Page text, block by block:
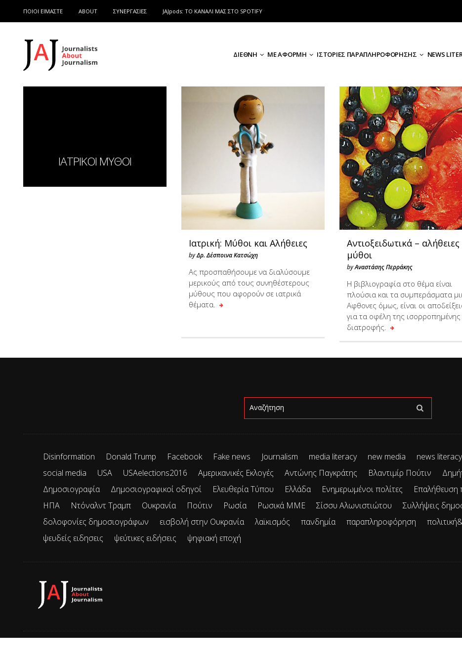
ΠΟΙΟΙ ΕΙΜΑΣΤΕ ABOUT ΣΥΝΕΡΓΑΣΙΕΣ JAJpods: TO ΚΑΝΑΛΙ ΜΑΣ ΣΤΟ SPOTIFY
ΔΙΕΘΝΗ ΜΕ ΑΦΟΡΜΗ ΙΣΤΟΡΙΕΣ ΠΑΡΑΠΛΗΡΟΦΟΡΗΣΗΣ NEWS
ΙΑΤΡΙΚΟΙ ΜΥΘΟΙ
Ιατρική: Μύθοι και Αλήθειες
byΔρ. Δέσποινα Κατσώχη
Ας προσπαθήσουμε να διαλύσουμε
μερικούς από τους συνηθέστερους
μύθους που αφορούν σε ιατρικά
θέματα.
Αντιοξειδωτικά – αλήθειες
μύθοι
byΑναστάσης Περράκης
Η βιβλιογραφία στο θέμα είναι
πλούσια και τα συμπεράσματα
Αφθονες όμως, είναι οι
για τα οφέλη της ισορροπημένης
διατροφής.
Disinformation Donald Trump Facebook Fake news Journalism media literacy new media news literacy
social media
USA USAelections2016 Αμερικανικές Εκλογές Αντώνης Παγκράτης Βλαντιμίρ Πούτιν
Δημοσιογραφία
Δημοσιογραφικοί οδηγοί Ελευθερία Τύπου Ελλάδα Ενημερωμένοι πολίτες Επαλήθευση
ΗΠΑ
Ντόναλντ Τραμπ Ουκρανία Πούτιν Ρωσία Ρωσικά ΜΜΕ Σίσσυ Αλωνιστιώτου Συλλήψεις
δολοφονίες δημοσιογράφων
εισβολή στην Ουκρανία λαϊκισμός πανδημία παραπληροφόρηση
ψευδείς ειδησεις
ψεύτικες ειδήσεις ψηφιακή εποχή